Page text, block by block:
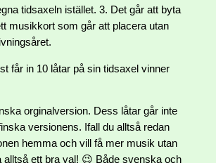
tidsaxeln istället. 3. Det går att byta
musikkort som går att placera utan
får in 10 låtar på sin tidsaxel vinner
orginalversion. Dess låtar går inte
versionens. Ifall du alltså redan
hemma och vill få mer musik utan
alltså ett bra val! 😉 Både svenska och